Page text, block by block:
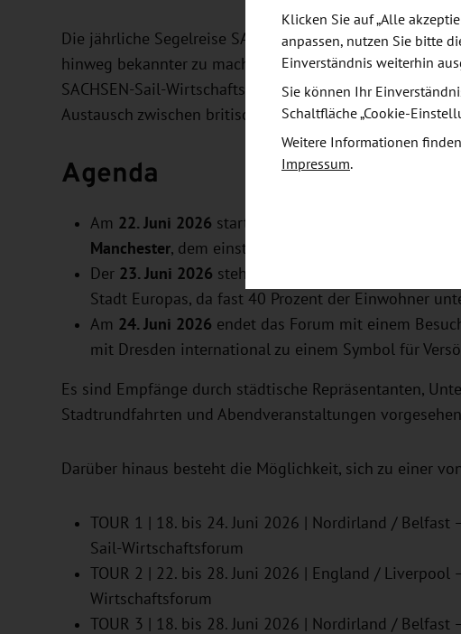
Die jährliche Segelreise SACHSEN Sail hat zum Ziel, die
hinweg bekannter zu machen und neue wirtschaftliche
SACHSEN-Sail-Wirtschaftsforums 2026 und den
Austausch zwischen britischen und mitteldeutschen
Agenda
Am 22. Juni 2026 startet das SACHSEN-Sail-
Manchester, dem einst weltweit führenden Zentrum
Der 23. Juni 2026 steht ganz im Zeichen der
Stadt Europas, da fast 40 Prozent der Einwohner
Am 24. Juni 2026 endet das Forum mit einem
mit Dresden international zu einem Symbol für
Es sind Empfänge durch städtische Repräsentanten,
Stadtrundfahrten und Abendveranstaltungen
Darüber hinaus besteht die Möglichkeit, sich zu einer
TOUR 1 | 18. bis 24. Juni 2026 | Nordirland / Belfast
Sail-Wirtschaftsforum
TOUR 2 | 22. bis 28. Juni 2026 | England /
Wirtschaftsforum
TOUR 3 | 18. bis 28. Juni 2026 | Nordirland / Belfast
Klicken Sie auf „Alle
anpassen, nutzen Sie bitte
Einverständnis weiterhin
Sie können Ihr
Schaltfläche „Cookie-
Weitere Informationen
Impressum.